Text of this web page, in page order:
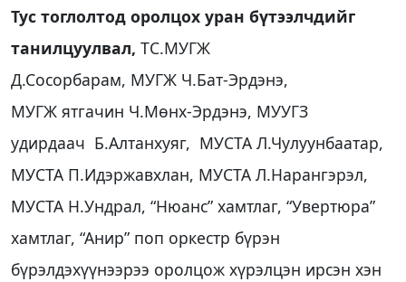
Тус тоглолтод оролцох уран бүтээлчдийг
танилцуулвал, ТС.МУГЖ
Д.Сосорбарам, МУГЖ Ч.Бат-Эрдэнэ,
МУГЖ ятгачин Ч.Мөнх-Эрдэнэ, МУУГЗ
удирдаач Б.Алтанхуяг, МУСТА Л.Чулуунбаатар,
МУСТА П.Идэржавхлан, МУСТА Л.Нарангэрэл,
МУСТА Н.Ундрал, “Нюанс” хамтлаг, “Увертюра”
хамтлаг, “Анир” поп оркестр бүрэн
бүрэлдэхүүнээрээ оролцож хүрэлцэн ирсэн хэн